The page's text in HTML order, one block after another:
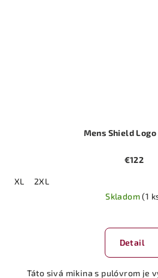
Mens Shield
€122
XL
2XL
Skladom(1
Detail
Táto sivá mikina s pulóvrom je